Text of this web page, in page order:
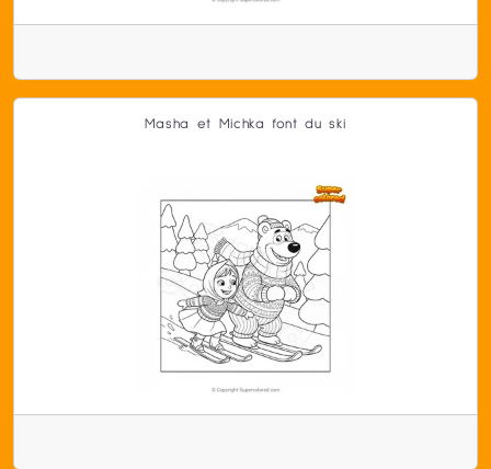
Masha et Michka font du ski